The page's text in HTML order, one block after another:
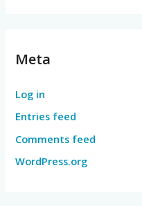
Meta
Log in
Entries feed
Comments feed
WordPress.org